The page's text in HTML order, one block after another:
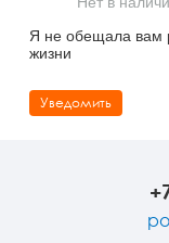
Другие
Социальная
Классический и
Я не обещала вам
жизни
Уведомить